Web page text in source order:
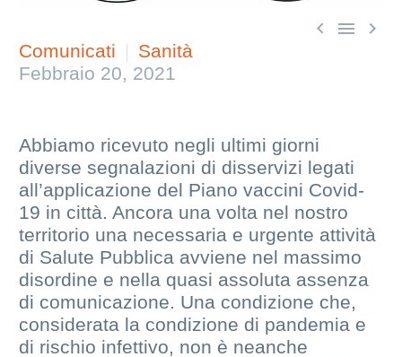
  
Comunicati
Sanità
Febbraio 20, 2021
Abbiamo ricevuto negli ultimi giorni
diverse segnalazioni di disservizi legati
all’applicazione del Piano vaccini Covid-
19 in città. Ancora una volta nel nostro
territorio una necessaria e urgente attività
di Salute Pubblica avviene nel massimo
disordine e nella quasi assoluta assenza
di comunicazione. Una condizione che,
considerata la condizione di pandemia e
di rischio infettivo, non è neanche